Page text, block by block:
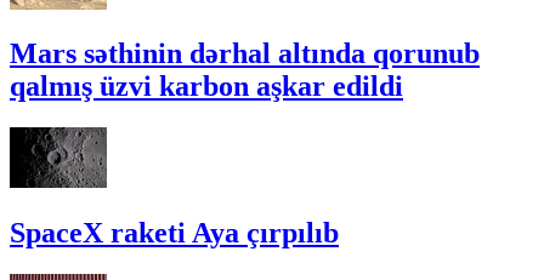
Mars səthinin dərhal altında qorunub
qalmış üzvi karbon aşkar edildi
SpaceX raketi Aya çırpılıb